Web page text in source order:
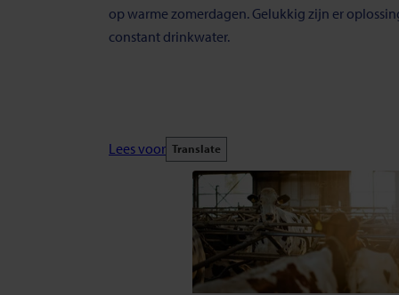
op warme zomerdagen. Gelukkig zijn er
constant drinkwater.
Lees voor Translate